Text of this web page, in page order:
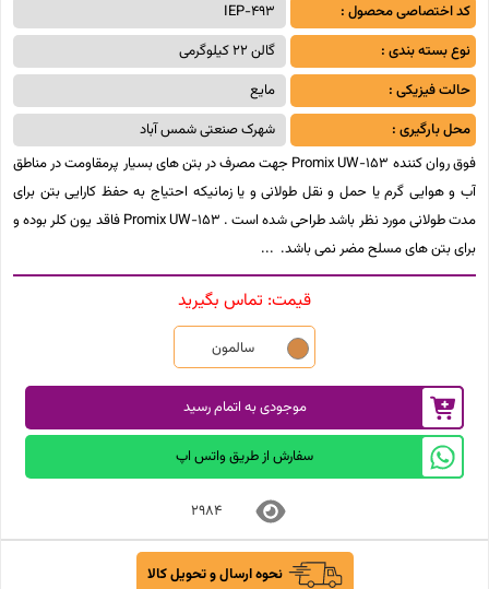
کد اختصاصی محصول :
IEP-493
نوع بسته بندی :
گالن 22 کیلوگرمی
حالت فیزیکی :
مایع
محل بارگیری :
شهرک صنعتی شمس آباد
فوق روان کننده Promix UW-153 جهت مصرف در بتن های بسیار پرمقاومت در مناطق
آب و هوایی گرم یا حمل و نقل طولانی و یا زمانیکه احتیاج به حفظ کارایی بتن برای
مدت طولانی مورد نظر باشد طراحی شده است . Promix UW-153 فاقد یون کلر بوده و
برای بتن های مسلح مضر نمی باشد.
قیمت: تماس بگیرید
سالمون
موجودی به اتمام رسید
سفارش از طریق واتس اپ
2984
نحوه ارسال و تحویل کالا